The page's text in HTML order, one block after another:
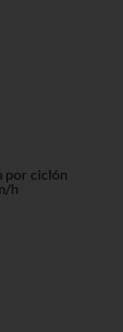
por ciclón
h